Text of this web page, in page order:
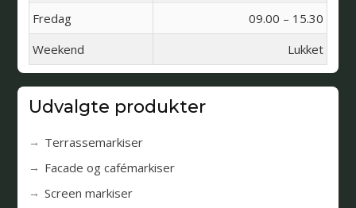
Fredag
09.00 – 15.30
Weekend
Lukket
Udvalgte produkter
Terrassemarkiser
Facade og cafémarkiser
Screen markiser